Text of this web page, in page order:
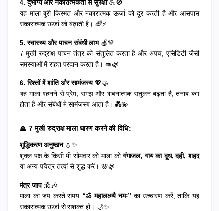
4. दुर्भाग्य और नकारात्मकता से सुरक्षा💪🚫
यह माला बुरी किस्मत और नकारात्मक ऊर्जा को दूर करती है और आसपास
सकारात्मक ऊर्जा को बढ़ाती है। 🌈⚡
5. स्वास्थ्य और पाचन संबंधी लाभ🍏💚
7 मुखी रुद्राक्ष पाचन तंत्र को संतुलित करता है और अपच, एसिडिटी जैसी
समस्याओं में राहत प्रदान करता है। 🥑🌿
6. रिश्तों में शांति और सामंजस्य💖🤝
यह माला पहनने से प्रेम, समझ और भावनात्मक संतुलन बढ़ता है, तनाव कम
होता है और संबंधों में सामंजस्य आता है। 💑💫
🙏 7 मुखी रुद्राक्ष माला धारण करने की विधि:
शुद्धिकरण अनुष्ठान💧✨
शुक्ल पक्ष के किसी भी सोमवार को माला कोगंगाजल, गाय का दूध, दही, शहद
या अन्य पवित्र तत्वों से शुद्ध करें। 🌸🌿
मंत्र जाप🕉️🎶
माला का जप करते समय “ॐ महालक्ष्म्यै नमः” का उच्चारण करें, ताकि यह
सकारात्मक ऊर्जा से सशक्त हो। 🌙✨